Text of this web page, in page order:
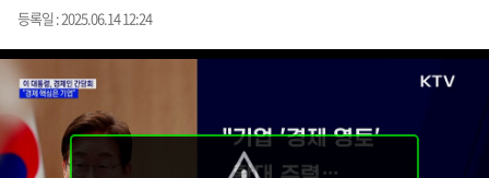
등록일 : 2025.06.14 12:24